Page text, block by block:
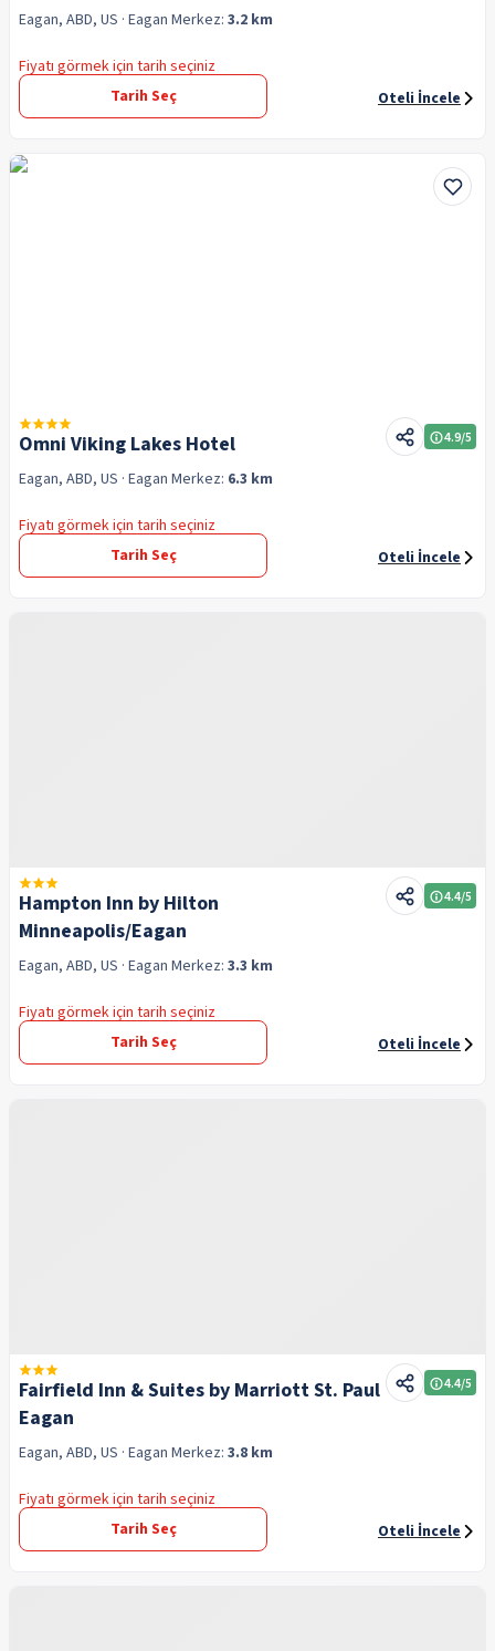
Eagan, ABD, US · Eagan Merkez: 3.2 km
Fiyatı görmek için tarih seçiniz
Tarih Seç
Oteli İncele
Omni Viking Lakes Hotel 4.9/5
Eagan, ABD, US · Eagan Merkez: 6.3 km
Fiyatı görmek için tarih seçiniz
Tarih Seç
Oteli İncele
Hampton Inn by Hilton
Minneapolis/Eagan
4.4/5
Eagan, ABD, US · Eagan Merkez: 3.3 km
Fiyatı görmek için tarih seçiniz
Tarih Seç
Oteli İncele
Fairfield Inn & Suites by Marriott St. Paul
Eagan
4.4/5
Eagan, ABD, US · Eagan Merkez: 3.8 km
Fiyatı görmek için tarih seçiniz
Tarih Seç
Oteli İncele